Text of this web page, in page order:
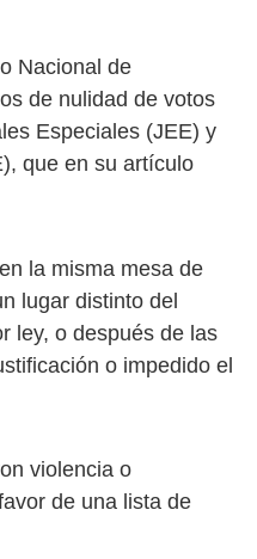
Nacional de
de nulidad de votos
Especiales (JEE) y
que en su artículo
la misma mesa de
lugar distinto del
ley, o después de las
o impedido el
violencia o
de una lista de